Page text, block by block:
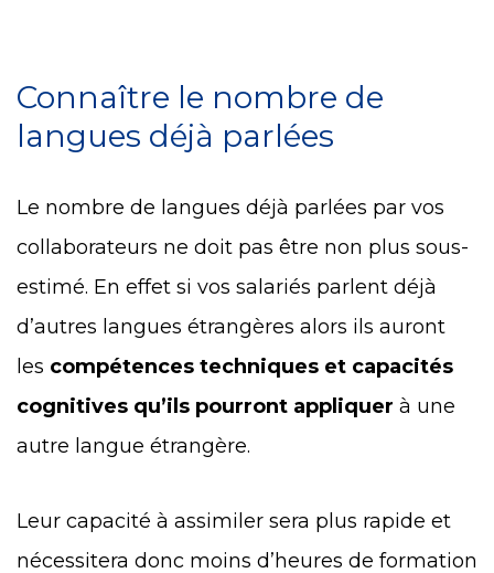
Connaître le nombre de
langues déjà parlées
Le nombre de langues déjà parlées par vos
collaborateurs ne doit pas être non plus sous-
estimé. En effet si vos salariés parlent déjà
d’autres langues étrangères alors ils auront
les compétences techniques et capacités
cognitives qu’ils pourront appliquer à une
autre langue étrangère.
Leur capacité à assimiler sera plus rapide et
nécessitera donc moins d’heures de formation